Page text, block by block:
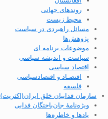
روندهای جهانی
محیط زیست
مسائل راهبردی در سیاست
پژوهش‌ها
موضوعات برنامه ای
سیاست و اندیشه سیاسی
اقتصاد سیاسی
اقتصـاد و اقتصاد‌سیاسی
فلسفه
سازمان فداییان خلق ایران(اکثریت)
ویژه‌نامهٔ جان‌باختگان فدایی
یادها و خاطره‌ها